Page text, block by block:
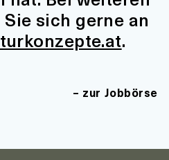
sich gerne an
.
zur Jobbörse